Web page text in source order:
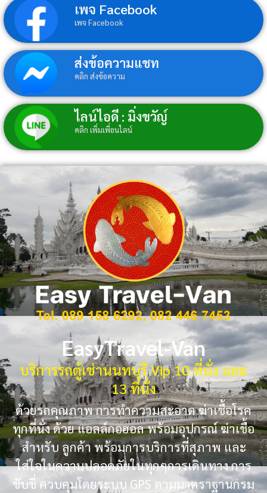
เพจ Facebook
เพจ Facebook
ส่งข้อความแชท
คลิก ส่งข้อความ
ไลน์ไอดี : มิ่งขวัญ์
คลิก เพิ่มเพื่อนไลน์
EasyTravel-Van
บริการรถตู้เช่านนทบุรี Vip 10 ที่นั่ง และ
13 ที่นั่ง
ด้วยรถคุณภาพ การทำความสะอาด ฆ่าเชื้อโรค
ทุกที่นั่ง ด้วย แอลล์กอฮอล พร้อมอุปกรณ์ ฆ่าเชื้อ
สำหรับ ลูกค้า พร้อมการบริการที่สุภาพ และ
ใส่ใจในความปลอดภัยในทุกๆการเดินทาง การ
ขับขี่ ควบคุมโดยระบบ GPS ตามมาตราฐานกรม